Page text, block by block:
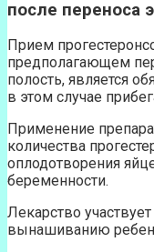
после переноса
Прием
предполагающем
полость, является
в этом случае
Применение
количества
оплодотворения
беременности.
Лекарство
вынашиванию